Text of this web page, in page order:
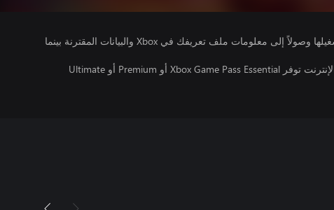
يتلقى ناشرو الألعاب التي تقوم بتشغيلها وصولاً إلى معلومات ملف تعريفك في Xbox والبيانات المقترنة بينما
تتطلب اللعبة متعددة اللاعبين عبر الإنترنت توفر Xbox Game Pass Essential أو Premium أو Ultimate